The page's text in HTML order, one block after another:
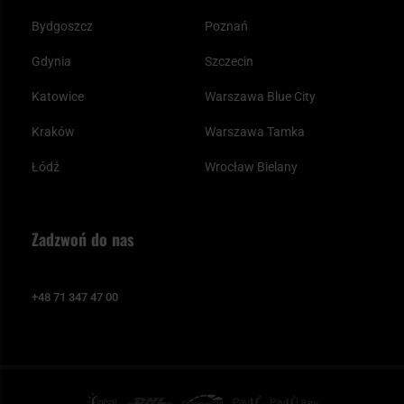
Bydgoszcz
Gdynia
Katowice
Kraków
Łódź
Poznań
Szczecin
Warszawa Blue City
Warszawa Tamka
Wrocław Bielany
Zadzwoń do nas
+48 71 347 47 00